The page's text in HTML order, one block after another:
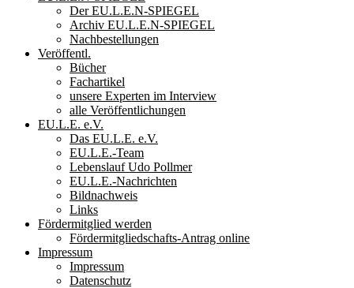
Der EU.L.E.N-SPIEGEL
Archiv EU.L.E.N-SPIEGEL
Nachbestellungen
Veröffentl.
Bücher
Fachartikel
unsere Experten im Interview
alle Veröffentlichungen
EU.L.E. e.V.
Das EU.L.E. e.V.
EU.L.E.-Team
Lebenslauf Udo Pollmer
EU.L.E.-Nachrichten
Bildnachweis
Links
Fördermitglied werden
Fördermitgliedschafts-Antrag online
Impressum
Impressum
Datenschutz